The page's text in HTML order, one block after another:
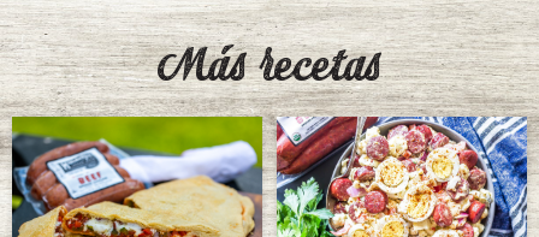
Más recetas